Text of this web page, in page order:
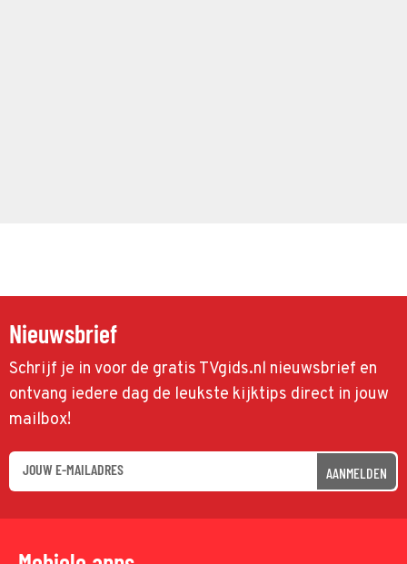
Nieuwsbrief
Schrijf je in voor de gratis TVgids.nl nieuwsbrief en
ontvang iedere dag de leukste kijktips direct in jouw
mailbox!
AANMELDEN